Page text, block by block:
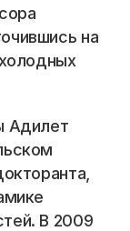
на
Адилет
В 2009